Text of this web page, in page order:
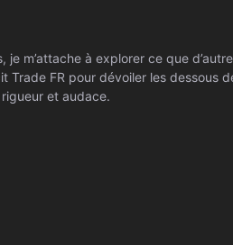
je m’attache à explorer ce que
Trade FR pour dévoiler les dessous
et audace.